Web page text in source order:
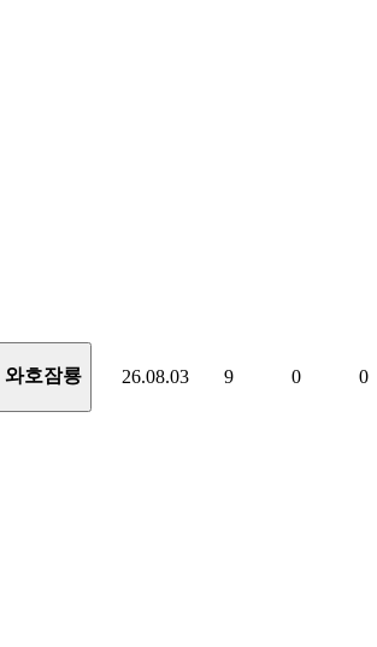
와호잠룡 26.08.03 9 0 0